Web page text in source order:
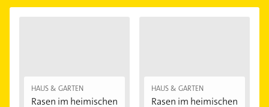
HAUS & GARTEN
Rasen im heimischen
HAUS & GARTEN
Rasen im heimischen